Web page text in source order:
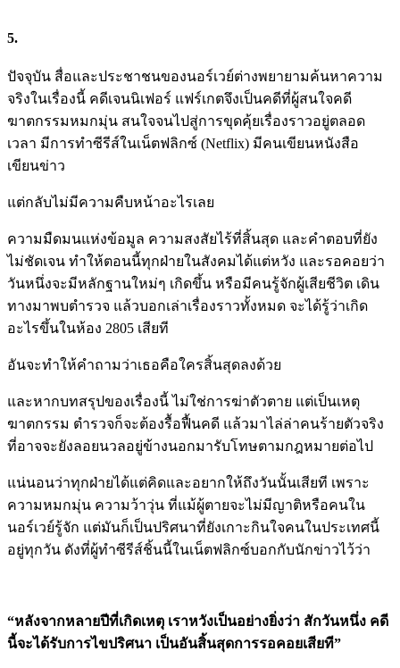
5.
ปัจจุบัน สื่อและประชาชนของนอร์เวย์ต่างพยายามค้นหาความ
จริงในเรื่องนี้ คดีเจนนิเฟอร์ แฟร์เกตจึงเป็นคดีที่ผู้สนใจคดี
ฆาตกรรมหมกมุ่น สนใจจนไปสู่การขุดคุ้ยเรื่องราวอยู่ตลอด
เวลา มีการทำซีรีส์ในเน็ตฟลิกซ์ (Netflix) มีคนเขียนหนังสือ
เขียนข่าว
แต่กลับไม่มีความคืบหน้าอะไรเลย
ความมืดมนแห่งข้อมูล ความสงสัยไร้ที่สิ้นสุด และคำตอบที่ยัง
ไม่ชัดเจน ทำให้ตอนนี้ทุกฝ่ายในสังคมได้แต่หวัง และรอคอยว่า
วันหนึ่งจะมีหลักฐานใหม่ๆ เกิดขึ้น หรือมีคนรู้จักผู้เสียชีวิต เดิน
ทางมาพบตำรวจ แล้วบอกเล่าเรื่องราวทั้งหมด จะได้รู้ว่าเกิด
อะไรขึ้นในห้อง 2805 เสียที
อันจะทำให้คำถามว่าเธอคือใครสิ้นสุดลงด้วย
และหากบทสรุปของเรื่องนี้ ไม่ใช่การฆ่าตัวตาย แต่เป็นเหตุ
ฆาตกรรม ตำรวจก็จะต้องรื้อฟื้นคดี แล้วมาไล่ล่าคนร้ายตัวจริง
ที่อาจจะยังลอยนวลอยู่ข้างนอกมารับโทษตามกฎหมายต่อไป
แน่นอนว่าทุกฝ่ายได้แต่คิดและอยากให้ถึงวันนั้นเสียที เพราะ
ความหมกมุ่น ความว้าวุ่น ที่แม้ผู้ตายจะไม่มีญาติหรือคนใน
นอร์เวย์รู้จัก แต่มันก็เป็นปริศนาที่ยังเกาะกินใจคนในประเทศนี้
อยู่ทุกวัน ดังที่ผู้ทำซีรีส์ชิ้นนี้ในเน็ตฟลิกซ์บอกกับนักข่าวไว้ว่า
“หลังจากหลายปีที่เกิดเหตุ เราหวังเป็นอย่างยิ่งว่า สักวันหนึ่ง คดี
นี้จะได้รับการไขปริศนา เป็นอันสิ้นสุดการรอคอยเสียที”